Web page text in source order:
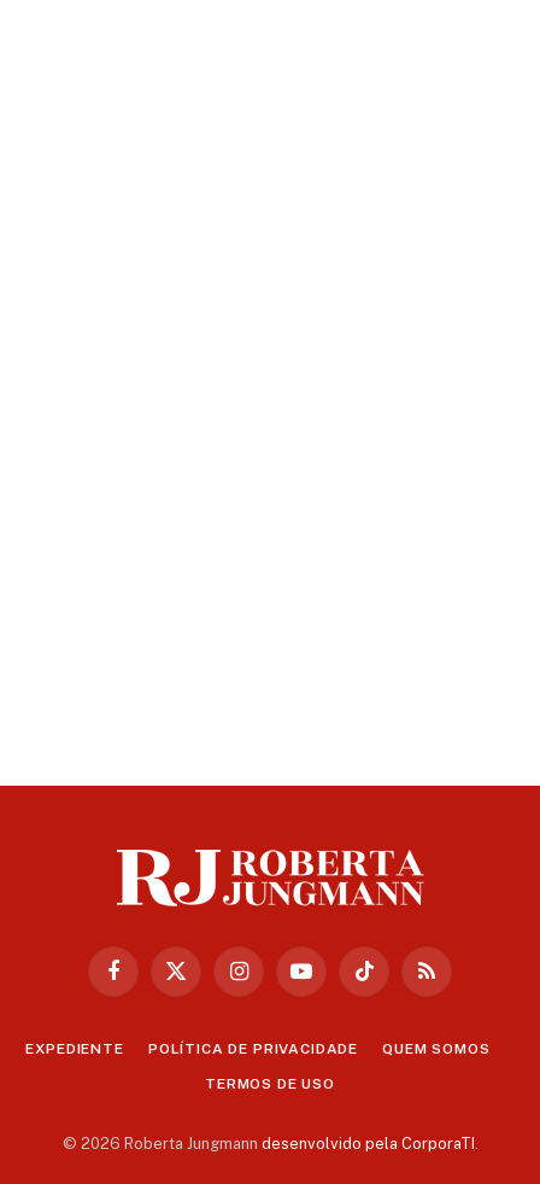
Facebook
X
InstagramYouTubeTikTok RSS
EXPEDIENTE POLÍTICA DE PRIVACIDADE QUEM SOMOS
TERMOS DE USO
© 2026 Roberta Jungmann desenvolvido pela CorporaTI